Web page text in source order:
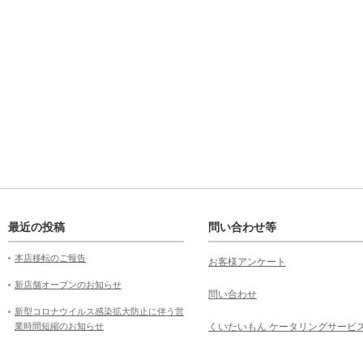
最近の投稿
本店移転のご報告
新店舗オープンのお知らせ
新型コロナウイルス感染拡大防止に伴う営
業時間短縮のお知らせ
問い合わせ等
お客様アンケート
問い合わせ
くいたいもん ケータリングサービ